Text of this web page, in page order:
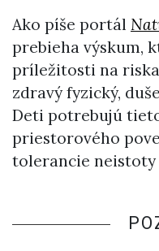
Ako píše portál
prebieha výskum,
príležitosti na
zdravý fyzický,
Deti potrebujú
priestorového
tolerancie neistoty